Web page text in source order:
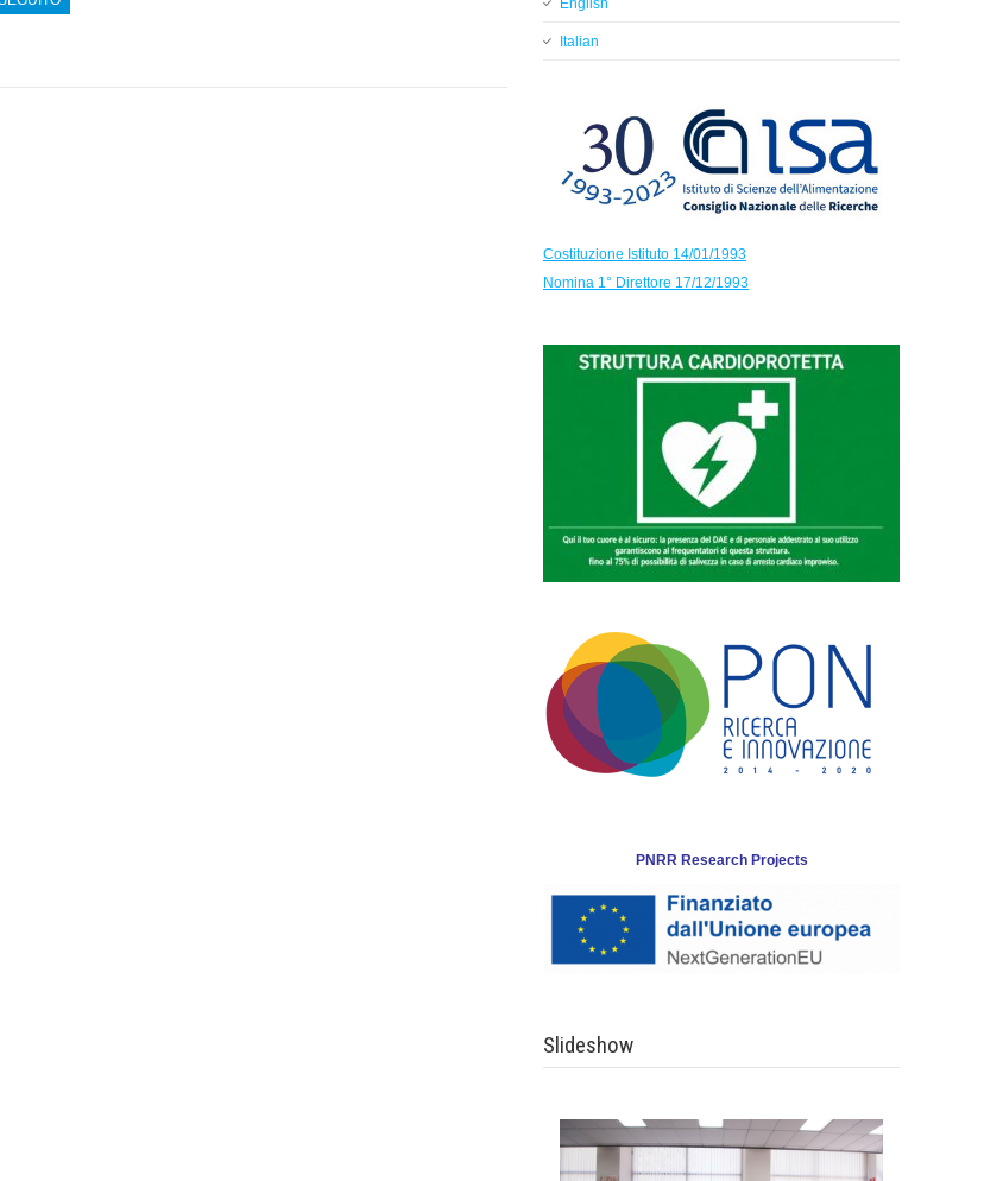
English
Italian
Costituzione Istituto 14/01/1993
Nomina 1° Direttore 17/12/1993
PNRR Research Projects
Slideshow